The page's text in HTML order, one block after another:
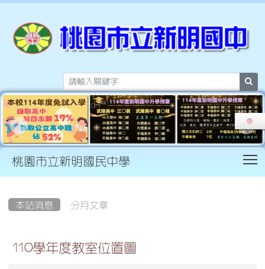
桃園市立新明國民中學
本站消息 分月文章
110學年度教室位置圖